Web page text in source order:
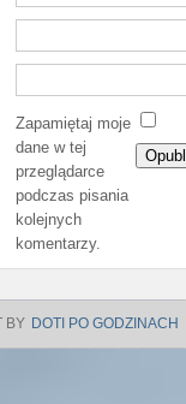
Zapamiętaj moje
dane w tej
przeglądarce
podczas pisania
kolejnych
komentarzy.
BY DOTI PO GODZINACH